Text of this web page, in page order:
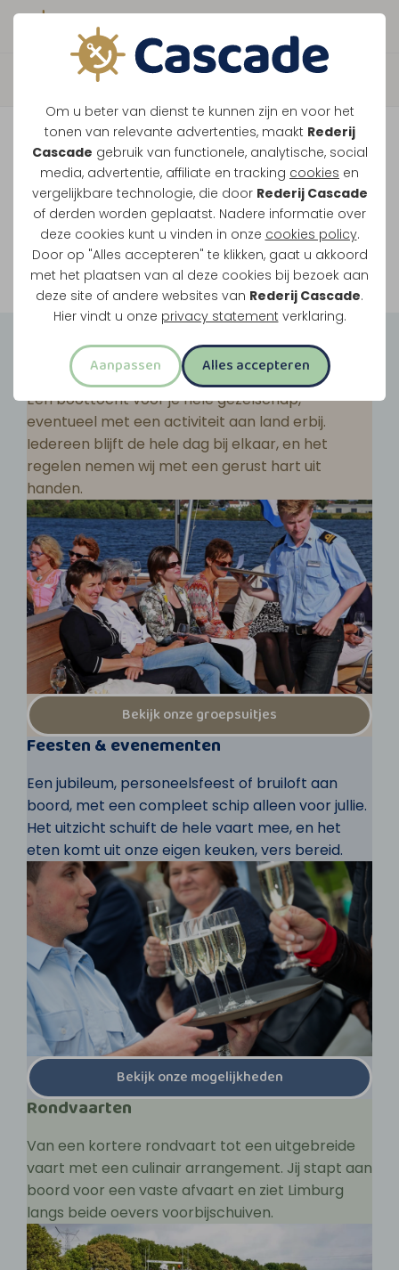
Om u beter van dienst te kunnen zijn en voor het
tonen van relevante advertenties, maakt Rederij
Cascade gebruik van functionele, analytische, social
media, advertentie, affiliate en tracking cookies en
vergelijkbare technologie, die door Rederij Cascade
of derden worden geplaatst. Nadere informatie over
deze cookies kunt u vinden in onze cookies policy.
Door op "Alles accepteren" te klikken, gaat u akkoord
met het plaatsen van al deze cookies bij bezoek aan
deze site of andere websites van Rederij Cascade.
Hier vindt u onze privacy statement verklaring.
Aanpassen Alles accepteren
Boek direct je vaart
Vaar je mee over de
Maasplassen?
Ondanks de lage waterstanden gaan
onze vaarten gewoon door.
Bekijk onze rondvaarten
Groepsuitjes
Een boottocht voor je hele gezelschap,
eventueel met een activiteit aan land erbij.
Iedereen blijft de hele dag bij elkaar, en het
regelen nemen wij met een gerust hart uit
handen.
Bekijk onze groepsuitjes
Feesten & evenementen
Een jubileum, personeelsfeest of bruiloft aan
boord, met een compleet schip alleen voor jullie.
Het uitzicht schuift de hele vaart mee, en het
eten komt uit onze eigen keuken, vers bereid.
Bekijk onze mogelijkheden
Rondvaarten
Van een kortere rondvaart tot een uitgebreide
vaart met een culinair arrangement. Jij stapt aan
boord voor een vaste afvaart en ziet Limburg
langs beide oevers voorbijschuiven.